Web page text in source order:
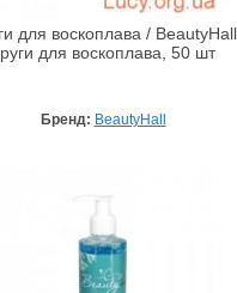
для воскоплава / BeautyHall
для воскоплава, 50 шт
Бренд: BeautyHall